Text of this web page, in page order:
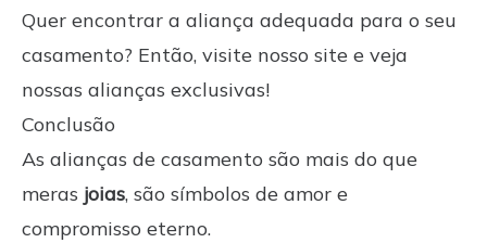
Quer encontrar a aliança adequada para o seu
casamento? Então, visite nosso site e veja
nossas alianças exclusivas!
Conclusão
As alianças de casamento são mais do que
meras joias, são símbolos de amor e
compromisso eterno.